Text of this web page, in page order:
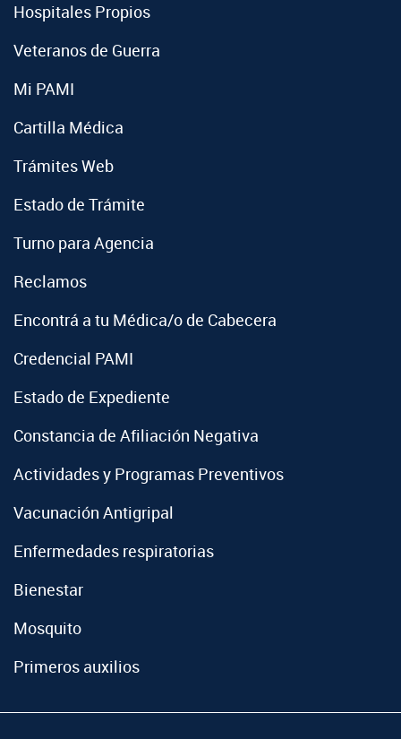
Hospitales Propios
Veteranos de Guerra
Mi PAMI
Cartilla Médica
Trámites Web
Estado de Trámite
Turno para Agencia
Reclamos
Encontrá a tu Médica/o de Cabecera
Credencial PAMI
Estado de Expediente
Constancia de Afiliación Negativa
Actividades y Programas Preventivos
Vacunación Antigripal
Enfermedades respiratorias
Bienestar
Mosquito
Primeros auxilios